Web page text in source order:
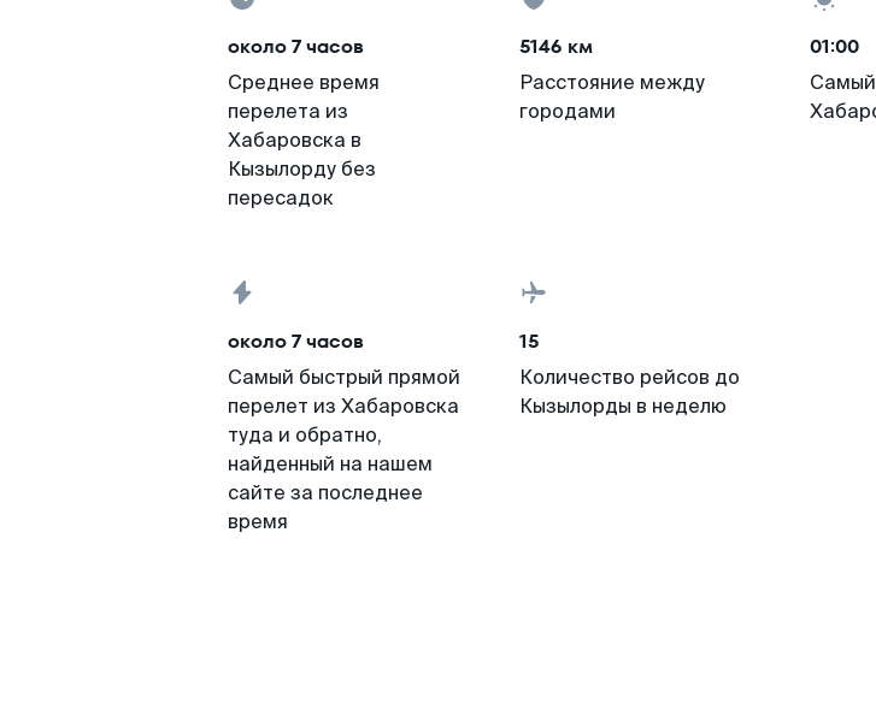
около 7 часов
Среднее время
перелета из
Хабаровска в
Кызылорду без
пересадок
5146 км
Расстояние между
городами
01:00
Самый
около 7 часов
Самый быстрый прямой
перелет из Хабаровска
туда и обратно,
найденный на нашем
сайте за последнее
время
15
Количество рейсов до
Кызылорды в неделю